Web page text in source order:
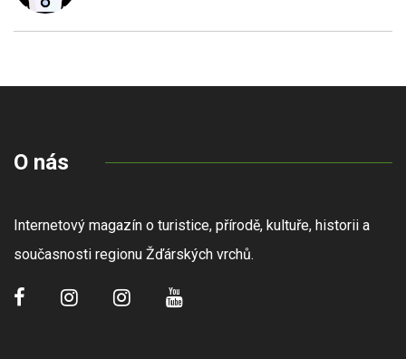
O nás
Internetový magazín o turistice, přírodě, kultuře, historii a
současnosti regionu Žďárských vrchů.